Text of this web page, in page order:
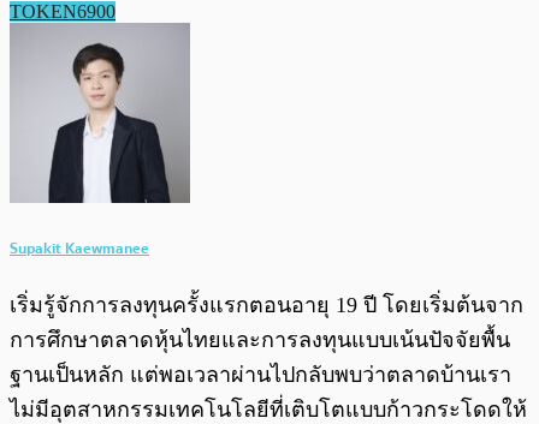
TOKEN6900
Supakit Kaewmanee
เริ่มรู้จักการลงทุนครั้งแรกตอนอายุ 19 ปี โดยเริ่มต้นจาก
การศึกษาตลาดหุ้นไทยและการลงทุนแบบเน้นปัจจัยพื้น
ฐานเป็นหลัก แต่พอเวลาผ่านไปกลับพบว่าตลาดบ้านเรา
ไม่มีอุตสาหกรรมเทคโนโลยีที่เติบโตแบบก้าวกระโดดให้